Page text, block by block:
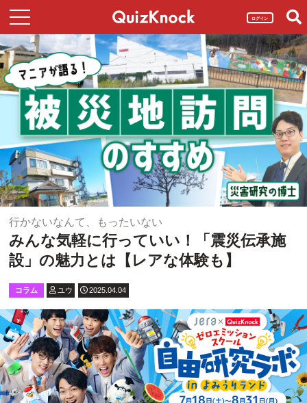
ログイン
行かないなんて、もったいない
みんな気軽に行っていい！「震災伝承施
設」の魅力とは【レアな体験も】
コラム ユウ 2025.04.04